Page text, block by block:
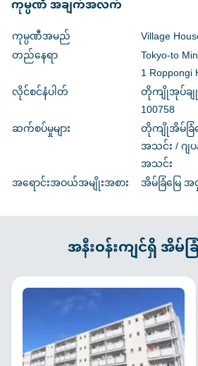
ကုမ္ပဏီ အချက်အလက်
ကုမ္ပဏီအမည်
Village
တည်နေရာ
Tokyo-to
1 Roppongi
လိုင်စင်နံပါတ်
တိုကျိုအုပ်ချု
100758
ဆက်စပ်မှုများ
တိုကျိုအိမ်ခြံ
အသင်း / ဂျ
အသင်း
အရောင်းအဝယ်အမျိုးအစား
အိမ်ခြံမြေ အ
အနီးဝန်းကျင်ရှိ အိမ်ခြံ